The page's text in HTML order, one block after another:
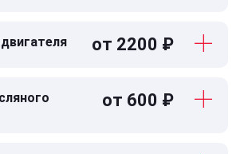
от 2200 ₽
от 600 ₽